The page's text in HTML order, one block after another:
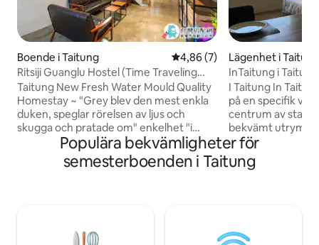
Boende i Taitung 4,86 av 5 i genomsnittligt
4,86 (7)
Ritsiji Guanglu Hostel (Time Traveling
Hostel) nära skogspark, Siwei Night
Market
Taitung New Fresh Water Mould Quality
Homestay ~ "Grey blev den mest enkla
duken, speglar rörelsen av ljus och
skugga och pratade om" enkelhet "i
ögonblicket."-Ji Temple Kwangjuku.
"Kiyomizu Concrete" -metoden,
"Kiyomizu Concrete" -tekniken, är att
betonghållningen.På grund av detta har
Lägenhet i
InTaitung i
specifik våning i
transport och bra
I Taitung In
på en specifik
centrum av
bekvämt
att känna sig som
personlig och
gömma dig i fred
matbord och
Populära bekvämligheter för
semesterboenden i Taitung